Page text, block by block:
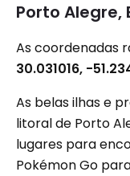
Porto Alegre,
As coordenadas
30.031016, -
As belas ilhas e
litoral de Porto
lugares para
Pokémon Go